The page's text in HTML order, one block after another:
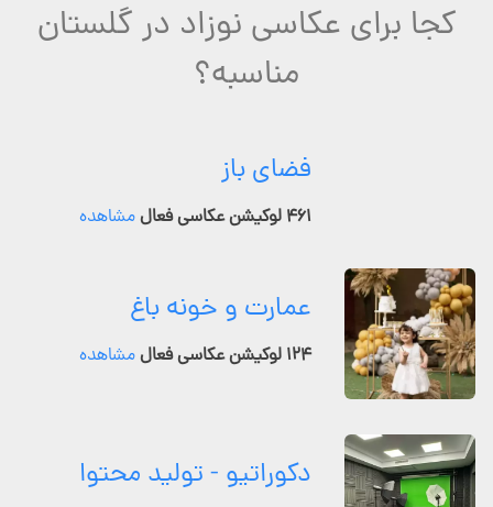
کجا برای عکاسی نوزاد در گلستان
مناسبه؟
فضای باز
۴۶۱ لوکیشن عکاسی فعال مشاهده
عمارت و خونه باغ
۱۲۴ لوکیشن عکاسی فعال مشاهده
دکوراتیو - تولید محتوا